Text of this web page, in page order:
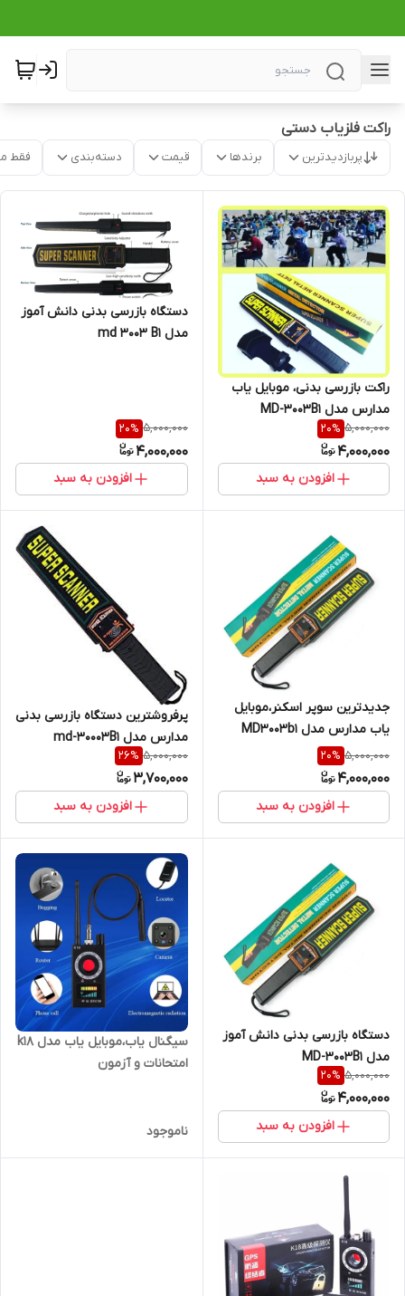
راکت فلزیاب دستی
پربازدیدترین برندها قیمت دسته‌بندی فقط
راکت بازرسی بدنی، موبایل یاب
مدارس مدل MD-3003B1
5,000,000
20%
4,000,000
افزودن به سبد
دستگاه بازرسی بدنی دانش آموز
مدل md 3003 B1
5,000,000
20%
4,000,000
افزودن به سبد
جدیدترین سوپر اسکنر،موبایل
یاب مدارس مدل MD3003b1
5,000,000
20%
4,000,000
افزودن به سبد
پرفروشترین دستگاه بازرسی بدنی
مدارس مدل md-30003B1
5,000,000
26%
3,700,000
افزودن به سبد
دستگاه بازرسی بدنی دانش آموز
مدل MD-3003B1
5,000,000
20%
4,000,000
افزودن به سبد
سیگنال یاب،موبایل یاب مدل k18
امتحانات و آزمون
ناموجود